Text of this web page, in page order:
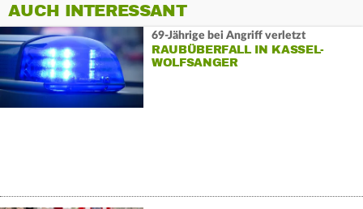
AUCH INTERESSANT
69-Jährige bei Angriff verletzt
RAUBÜBERFALL IN KASSEL-
WOLFSANGER